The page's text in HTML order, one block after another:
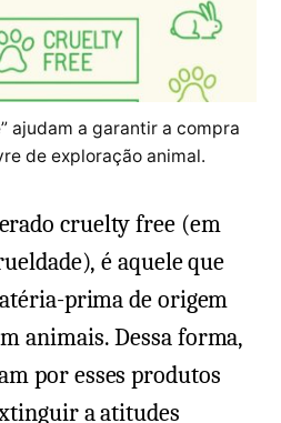
ajudam a garantir a compra
de exploração animal.
cruelty free (em
é aquele que
prima de origem
animais. Dessa forma,
por esses produtos
a atitudes